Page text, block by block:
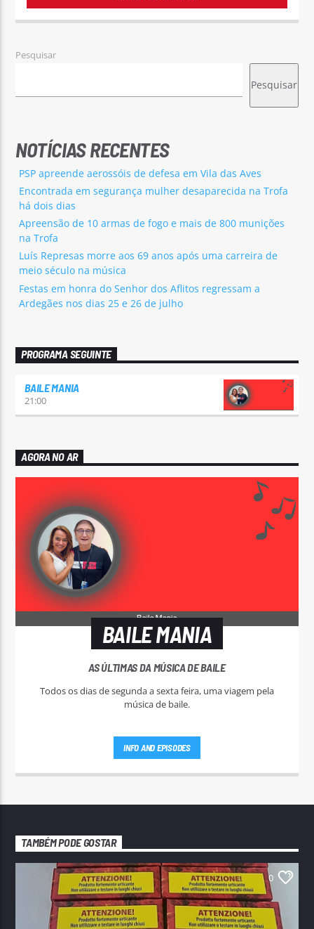
Pesquisar
Pesquisar
NOTÍCIAS RECENTES
PSP apreende aerossóis de defesa em Vila das Aves
Encontrada em segurança mulher desaparecida na Trofa
há dois dias
Apreensão de 10 armas de fogo e mais de 800 munições
na Trofa
Luís Represas morre aos 69 anos após uma carreira de
meio século na música
Festas em honra do Senhor dos Aflitos regressam a
Ardegães nos dias 25 e 26 de julho
PROGRAMA SEGUINTE
BAILE MANIA
21:00
AGORA NO AR
BAILE MANIA
AS ÚLTIMAS DA MÚSICA DE BAILE
Todos os dias de segunda a sexta feira, uma viagem pela
música de baile.
INFO AND EPISODES
TAMBÉM PODE GOSTAR
0